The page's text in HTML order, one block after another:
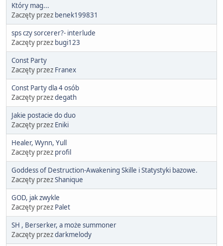
Który mag...
Zaczęty przez benek199831
sps czy sorcerer?- interlude
Zaczęty przez bugi123
Const Party
Zaczęty przez Franex
Const Party dla 4 osób
Zaczęty przezdegath
Jakie postacie do duo
Zaczęty przez Eniki
Healer, Wynn, Yull
Zaczęty przez profil
Goddess of Destruction-Awakening Skille i Statystyki bazowe.
Zaczęty przezShanique
GOD, jak zwykle
Zaczęty przez Palet
SH , Berserker, a może summoner
Zaczęty przezdarkmelody